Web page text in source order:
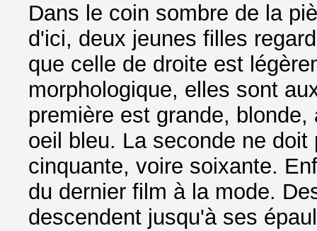
Dans le coin sombre de la
d'ici, deux jeunes filles
que celle de droite est
morphologique, elles sont
première est grande,
oeil bleu. La seconde ne
cinquante, voire soixante.
du dernier film à la mode.
descendent jusqu'à ses